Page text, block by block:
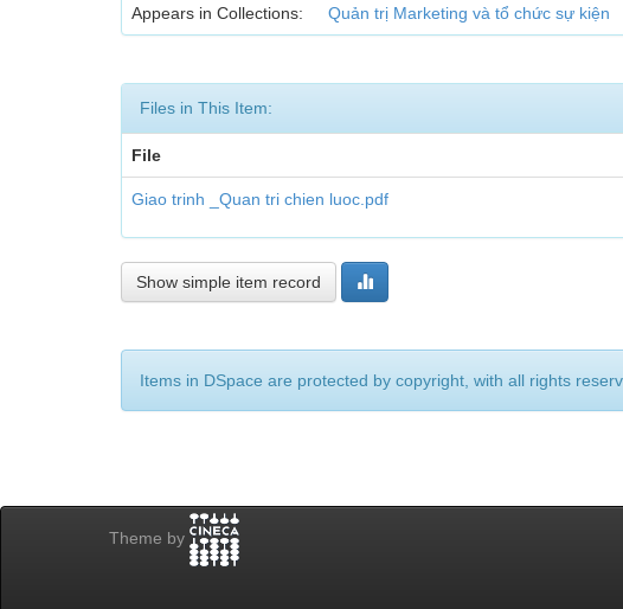
Appears in Collections: Quản trị Marketing và tổ chức sự kiện
Files in This Item:
File
Giao trinh _Quan tri chien luoc.pdf
Show simple item record
Items in DSpace are protected by copyright, with all rights
Theme by